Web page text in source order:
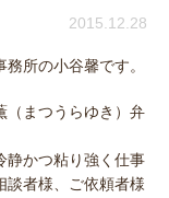
2015.12.28
所の小谷馨です。
（まつうらゆき）弁
静かつ粘り強く仕事
談者様、ご依頼者様